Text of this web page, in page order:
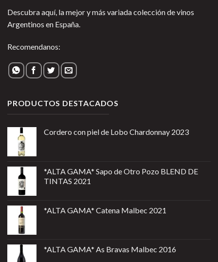
Descubra aquí, la mejor y más variada colección de vinos
Argentinos en España.
Recomendanos:
PRODUCTOS DESTACADOS
Cordero con piel de Lobo Chardonnay 2023
*ALTA GAMA* Sapo de Otro Pozo BLEND DE
TINTAS 2021
*ALTA GAMA* Catena Malbec 2021
*ALTA GAMA* As Bravas Malbec 2016